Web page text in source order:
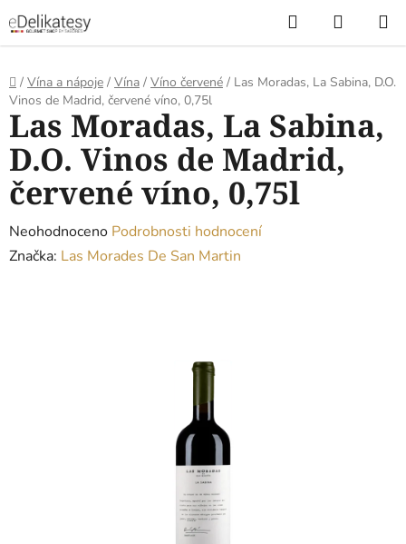
na
obsah
Hledat
KOŠÍK
Domů
/ Vína a nápoje / Vína / Víno červené / Las Moradas, La Sabina, D.O.
Vinos de Madrid, červené víno, 0,75l
Las Moradas, La Sabina,
D.O. Vinos de Madrid,
červené víno, 0,75l
Průměrné
hodnocení
Neohodnoceno Podrobnosti hodnocení
Značka: Las Morades De San Martin